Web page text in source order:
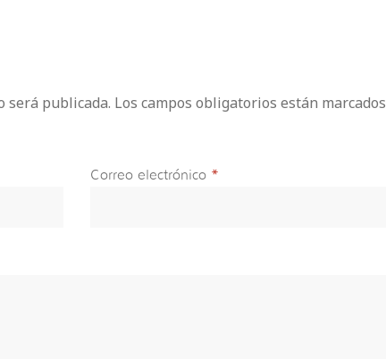
publicada. Los campos obligatorios están marcados
Correo electrónico *